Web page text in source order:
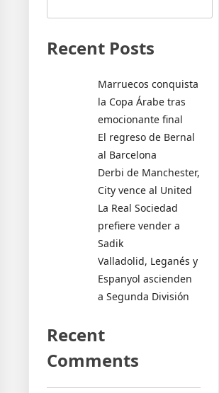
Recent Posts
Marruecos conquista
la Copa Árabe tras
emocionante final
El regreso de Bernal
al Barcelona
Derbi de Manchester,
City vence al United
La Real Sociedad
prefiere vender a
Sadik
Valladolid, Leganés y
Espanyol ascienden
a Segunda División
Recent
Comments